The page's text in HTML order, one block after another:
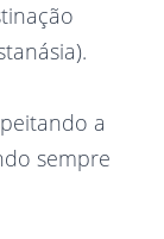
a
sempre